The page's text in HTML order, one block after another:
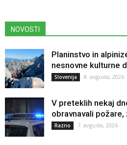
NOVOSTI
Planinstvo in
nesnovne kulturne
Slovenija 8. avgusta, 2026
V preteklih nekaj
obravnavali požare,
Razno 7. avgusta, 2026